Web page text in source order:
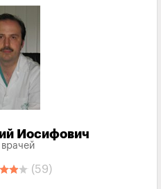
Иосифович
врачей
(59)